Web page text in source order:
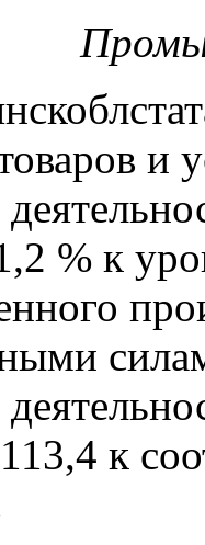
и
% к
113,4 к